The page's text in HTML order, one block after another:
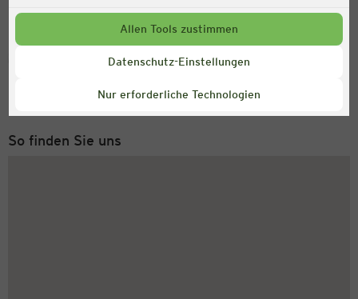
Allen Tools zustimmen
Datenschutz-Einstellungen
Nur erforderliche Technologien
Service Hotline
Montag bis Freitag 8-18 Uhr
So finden Sie uns